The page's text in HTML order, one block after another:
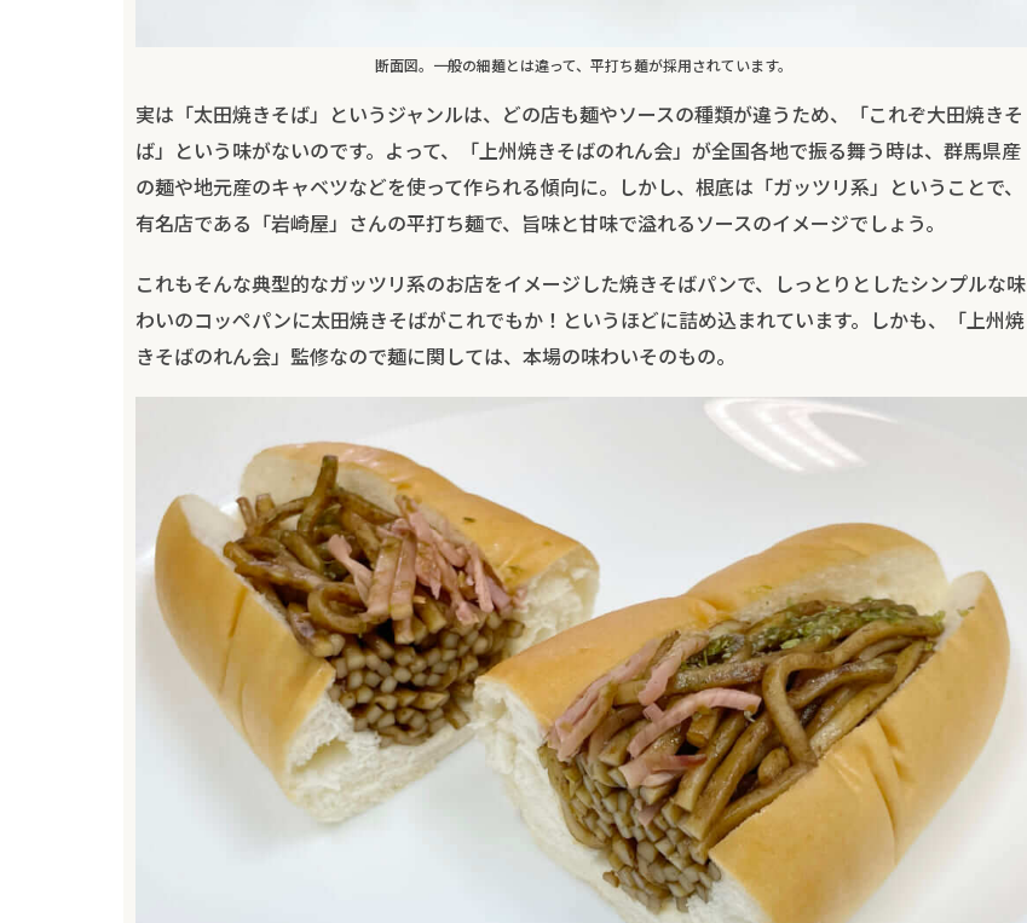
断面図。一般の細麺とは違って、平打ち麺が採用されています。
実は「太田焼きそば」というジャンルは、どの店も麺やソースの種類が違うため、「これぞ大田焼きそ
ば」という味がないのです。よって、「上州焼きそばのれん会」が全国各地で振る舞う時は、群馬県産
の麺や地元産のキャベツなどを使って作られる傾向に。しかし、根底は「ガッツリ系」ということで、
有名店である「岩崎屋」さんの平打ち麺で、旨味と甘味で溢れるソースのイメージでしょう。
これもそんな典型的なガッツリ系のお店をイメージした焼きそばパンで、しっとりとしたシンプルな味
わいのコッペパンに太田焼きそばがこれでもか！というほどに詰め込まれています。しかも、「上州焼
きそばのれん会」監修なので麺に関しては、本場の味わいそのもの。